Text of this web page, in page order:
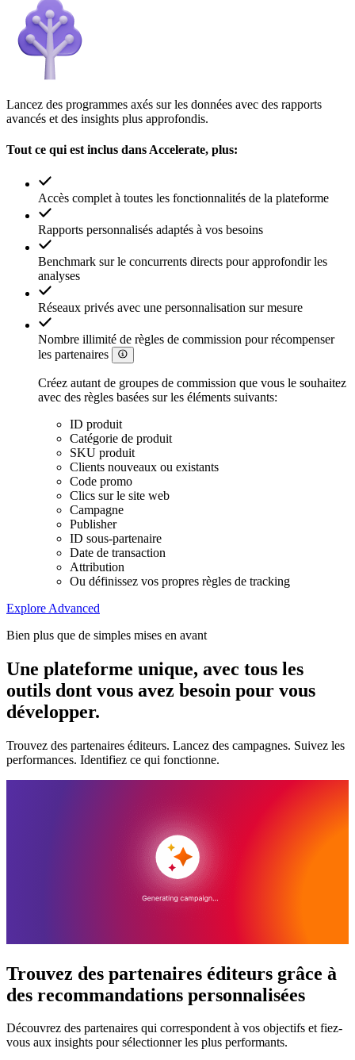
Lancez des programmes axés sur les données avec des rapports
avancés et des insights plus approfondis.
Tout ce qui est inclus dans Accelerate, plus:
Accès complet à toutes les fonctionnalités de la plateforme
Rapports personnalisés adaptés à vos besoins
Benchmark sur le concurrents directs pour approfondir les
analyses
Réseaux privés avec une personnalisation sur mesure
Nombre illimité de règles de commission pour récompenser
les partenaires
Créez autant de groupes de commission que vous le souhaitez
avec des règles basées sur les éléments suivants:
ID produit
Catégorie de produit
SKU produit
Clients nouveaux ou existants
Code promo
Clics sur le site web
Campagne
Publisher
ID sous-partenaire
Date de transaction
Attribution
Ou définissez vos propres règles de tracking
Explore Advanced
Bien plus que de simples mises en avant
Une plateforme unique, avec tous les
outils dont vous avez besoin pour vous
développer.
Trouvez des partenaires éditeurs. Lancez des campagnes. Suivez les
performances. Identifiez ce qui fonctionne.
Trouvez des partenaires éditeurs grâce à
des recommandations personnalisées
Découvrez des partenaires qui correspondent à vos objectifs et fiez-
vous aux insights pour sélectionner les plus performants.